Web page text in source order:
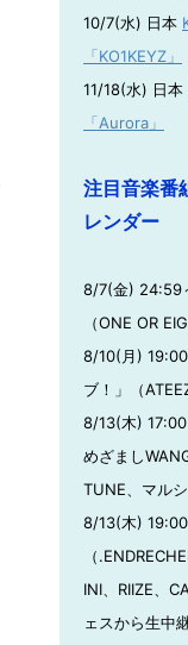
10/7(水) 日本
「KO1KEYZ」
11/18(水) 日本
「Aurora」
注目音楽番
レンダー
8/7(金) 24:59
（ONE OR
8/10(月) 19:00
ブ！」（
8/13(木) 17:00
めざまし
TUNE、マル
8/13(木) 19:00
（
INI、RIIZE、
ェスから生中継